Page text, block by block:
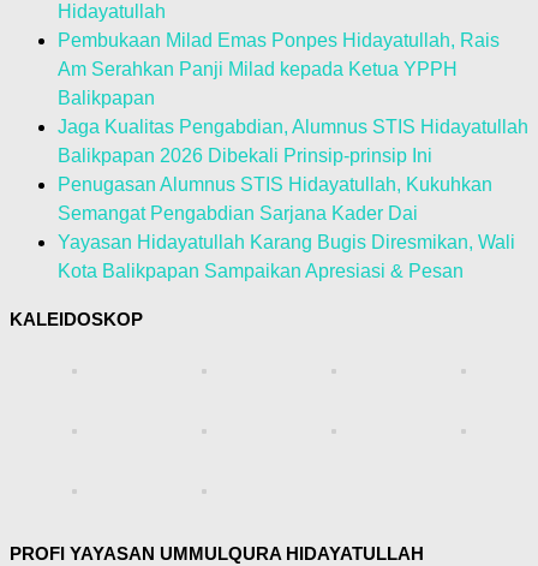
Hidayatullah
Pembukaan Milad Emas Ponpes Hidayatullah, Rais
Am Serahkan Panji Milad kepada Ketua YPPH
Balikpapan
Jaga Kualitas Pengabdian, Alumnus STIS Hidayatullah
Balikpapan 2026 Dibekali Prinsip-prinsip Ini
Penugasan Alumnus STIS Hidayatullah, Kukuhkan
Semangat Pengabdian Sarjana Kader Dai
Yayasan Hidayatullah Karang Bugis Diresmikan, Wali
Kota Balikpapan Sampaikan Apresiasi & Pesan
KALEIDOSKOP
PROFI YAYASAN UMMULQURA HIDAYATULLAH